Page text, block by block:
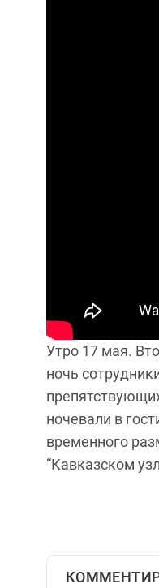
Утро 17 мая.
ночь
ночевали в
временного
“Кавказском